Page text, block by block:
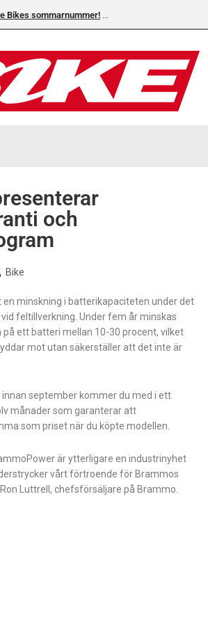
Bikes sommarnummer!
och
Bike
en minskning i batterikapaciteten under det
feltillverkning. Under fem år minskas
på ett batteri mellan 10-30 procent, vilket
mot utan säkerställer att det inte är
innan september kommer du med i ett
månader som garanterar att
som priset när du köpte modellen.
är ytterligare en industrinyhet
vårt förtroende för Brammos
Luttrell, chefsförsäljare på Brammo.